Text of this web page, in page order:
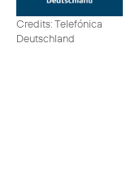
Credits: Telefónica
Deutschland